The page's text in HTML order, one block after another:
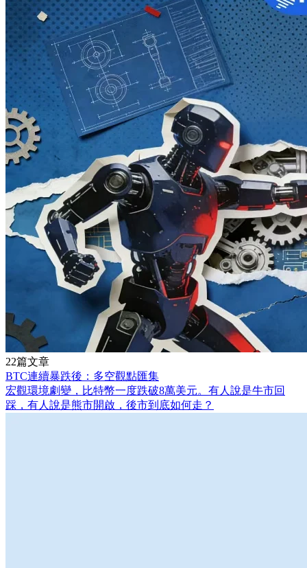
22篇文章
BTC連續暴跌後：多空觀點匯集
宏觀環境劇變，比特幣一度跌破8萬美元。有人說是牛市回
踩，有人說是熊市開啟，後市到底如何走？